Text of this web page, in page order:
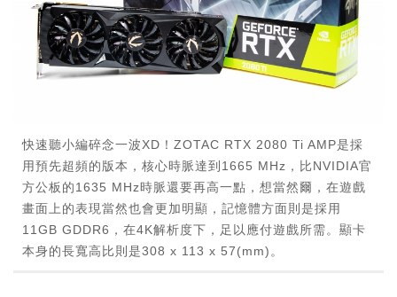
快速聽小編碎念一波XD！ZOTAC RTX 2080 Ti AMP是採
用預先超頻的版本，核心時脈達到1665 MHz，比NVIDIA官
方公板的1635 MHz時脈還要再高一點，想當然爾，在遊戲
畫面上的表現當然也會更加明顯，記憶體方面則是採用
11GB GDDR6，在4K解析度下，足以應付遊戲所需。顯卡
本身的長寬高比則是308 x 113 x 57(mm)。